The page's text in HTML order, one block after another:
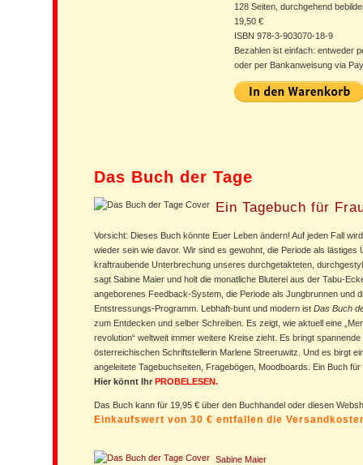
128 Seiten, durchgehend
19,50 €
ISBN 978-3-903070-18-9
Bezahlen ist einfach: entweder
oder per Bankanweisung via
Das Buch der Tage
Ein Tagebuch für
Vorsicht: Dieses Buch könnte Euer Leben ändern! Auf jeden Fall
wieder sein wie davor. Wir sind es gewohnt, die Periode als lästiges
kraftraubende Unterbrechung unseres durchgetakteten,
sagt Sabine Maier und holt die monatliche Bluterei aus der Tabu-
angeborenes Feedback-System, die Periode als Jungbrunnen und
Entstressungs-Programm. Lebhaft-bunt und modern ist Das Buch
zum Entdecken und selber Schreiben. Es zeigt, wie aktuell eine
revolution“ weltweit immer weitere Kreise zieht. Es bringt
österreichischen Schriftstellerin Marlene Streeruwitz. Und es birgt
angeleitete Tagebuchseiten, Fragebögen, Moodboards. Ein Buch
Hier könnt Ihr PROBELESEN.
Das Buch kann für 19,95 € über den Buchhandel oder diesen
Einkaufswert von 30 € entfallen die
Sabine Maier